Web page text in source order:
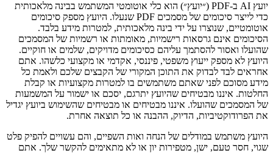
יועץ AI ב-PDF (״יועץ״) הוא כלי אוטומטי המשתמש בבינה מלאכותית
כדי לייצר סיכומים של מסמכים PDF שנעלו. היועץ מספק סיכומים
אוטומטיים, שנוצרו על ידי בינה מלאכותית, למטרות מידע בלבד.
הסיכומים אינם גרסאות רישמיות, מאומתות או רשמיות של המסמכים
שהועלו ואסור להסתמך עליהם כסיכומים מדויקים, שלמים או חוקיים.
היועץ לא מספק ייעוץ משפטי, פיננסי, אקדמי או מקצועי כלשהו. אתם
אחראים לבד לבדוק את התוכן המקורי של הקבצים שלכם ולאמת כל
מידע מסוכם לפני שאתם משתמשים בו למטרות מקצועיות או קבלת
החלטות. איננו מבטיחים שהיועץ יתרגם, יסכם או ישמור על המשמעות
של המסמכים שהועלו. איננו מבטיחים או מבטיחים שהשימוש ביועץ יגדיל
את הפרודוקטיביות, הדיוק, ההבנה או כל תוצאה אחרת.
היועץ משתמש במודלים של הנחה ואות השפיים, והם עשויים להפיק פלט
שגוי, חסר טעם, ישן, מטפירות יון או לא מתאימים להקשר שלך. אתם